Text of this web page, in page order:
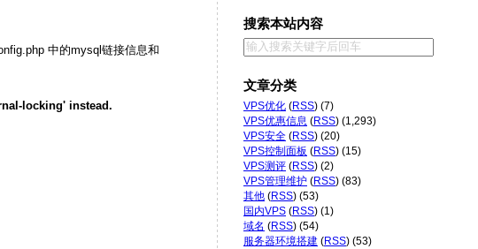
中的mysql链接信息和
locking' instead.
搜索本站内容
文章分类
VPS优化 (RSS) (7)
VPS优惠信息 (RSS) (1,293)
VPS安全 (RSS) (20)
VPS控制面板 (RSS) (15)
VPS测评 (RSS) (2)
VPS管理维护 (RSS) (83)
其他 (RSS) (53)
国内VPS (RSS) (1)
域名 (RSS) (54)
服务器环境搭建 (RSS) (53)